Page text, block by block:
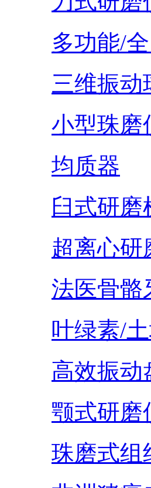
多功能/
三维振动
小型珠磨
均质器
臼式研磨
超离心研
法医骨骼
叶绿素/
高效振动
颚式研磨
珠磨式组